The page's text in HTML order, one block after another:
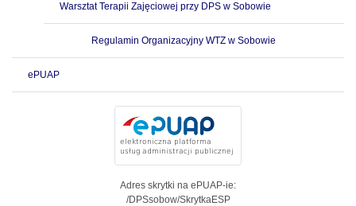
Warsztat Terapii Zajęciowej przy DPS w Sobowie
Regulamin Organizacyjny WTZ w Sobowie
ePUAP
Adres skrytki na ePUAP-ie:
/DPSsobow/SkrytkaESP